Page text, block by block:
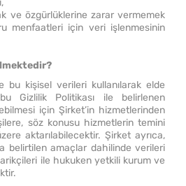
ve özgürlüklerine zarar vermemek
menfaatleri için veri işlenmesinin
bu kişisel verileri kullanılarak elde
Gizlilik Politikası ile belirlenen
için Şirket’in hizmetlerinden
söz konusu hizmetlerin temini
aktarılabilecektir. Şirket ayrıca,
belirtilen amaçlar dahilinde verileri
ile hukuken yetkili kurum ve